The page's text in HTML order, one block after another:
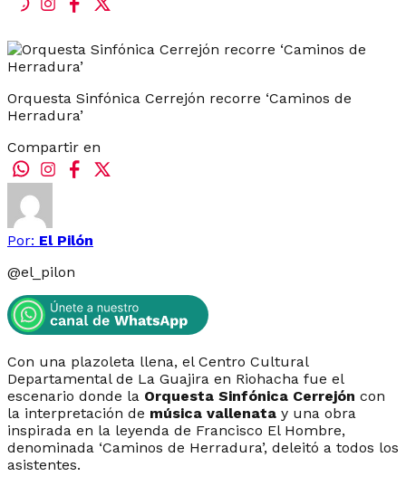
Orquesta Sinfónica Cerrejón recorre ‘Caminos de
Herradura’
Compartir en
Por: El Pilón
@el_pilon
Con una plazoleta llena, el Centro Cultural
Departamental de La Guajira en Riohacha fue el
escenario donde la Orquesta Sinfónica Cerrejón con
la interpretación de música vallenata y una obra
inspirada en la leyenda de Francisco El Hombre,
denominada ‘Caminos de Herradura’, deleitó a todos los
asistentes.